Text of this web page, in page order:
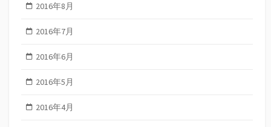
2016年8月
2016年7月
2016年6月
2016年5月
2016年4月